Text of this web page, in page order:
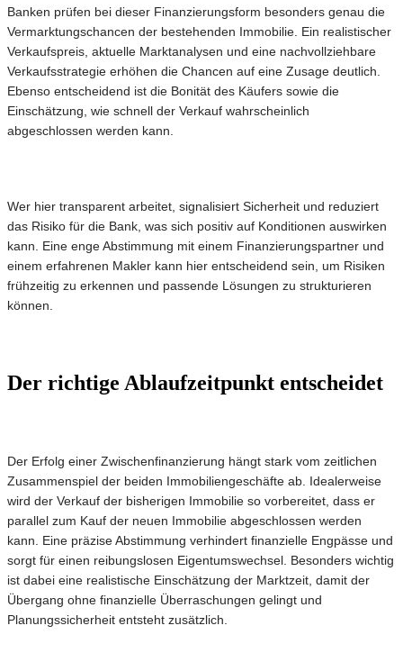
Banken prüfen bei dieser Finanzierungsform besonders genau die
Vermarktungschancen der bestehenden Immobilie. Ein realistischer
Verkaufspreis, aktuelle Marktanalysen und eine nachvollziehbare
Verkaufsstrategie erhöhen die Chancen auf eine Zusage deutlich.
Ebenso entscheidend ist die Bonität des Käufers sowie die
Einschätzung, wie schnell der Verkauf wahrscheinlich
abgeschlossen werden kann.
Wer hier transparent arbeitet, signalisiert Sicherheit und reduziert
das Risiko für die Bank, was sich positiv auf Konditionen auswirken
kann. Eine enge Abstimmung mit einem Finanzierungspartner und
einem erfahrenen Makler kann hier entscheidend sein, um Risiken
frühzeitig zu erkennen und passende Lösungen zu strukturieren
können.
Der richtige Ablaufzeitpunkt entscheidet
Der Erfolg einer Zwischenfinanzierung hängt stark vom zeitlichen
Zusammenspiel der beiden Immobiliengeschäfte ab. Idealerweise
wird der Verkauf der bisherigen Immobilie so vorbereitet, dass er
parallel zum Kauf der neuen Immobilie abgeschlossen werden
kann. Eine präzise Abstimmung verhindert finanzielle Engpässe und
sorgt für einen reibungslosen Eigentumswechsel. Besonders wichtig
ist dabei eine realistische Einschätzung der Marktzeit, damit der
Übergang ohne finanzielle Überraschungen gelingt und
Planungssicherheit entsteht zusätzlich.